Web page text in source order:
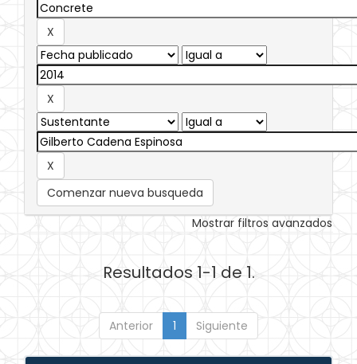
Comenzar nueva busqueda
Mostrar filtros avanzados
Resultados 1-1 de 1.
Anterior 1 Siguiente